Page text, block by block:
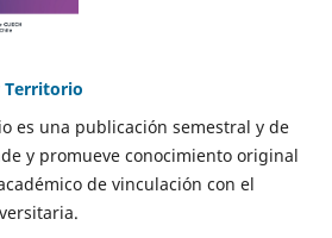
Territorio
es una publicación semestral y de
y promueve conocimiento original
de vinculación con el